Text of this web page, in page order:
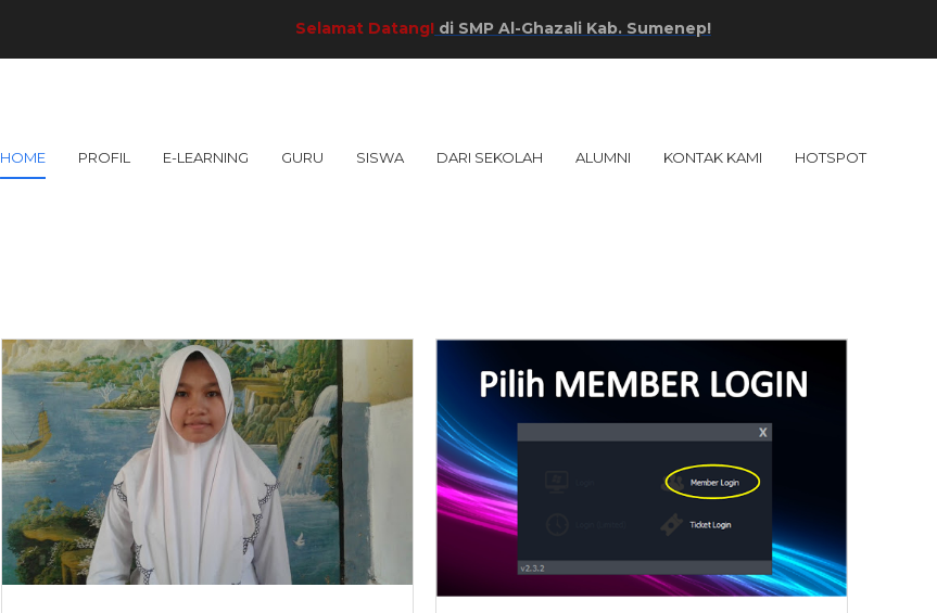
Selamat Datang! di SMP Al-Ghazali Kab. Sumenep!
HOME PROFIL E-LEARNING GURU SISWA DARI SEKOLAH ALUMNI KONTAK KAMI HOTSPOT